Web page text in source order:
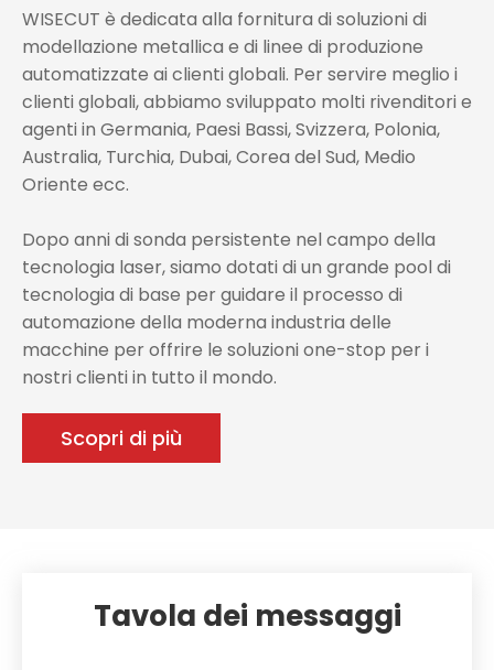
WISECUT è dedicata alla fornitura di soluzioni di
modellazione metallica e di linee di produzione
automatizzate ai clienti globali. Per servire meglio i
clienti globali, abbiamo sviluppato molti rivenditori e
agenti in Germania, Paesi Bassi, Svizzera, Polonia,
Australia, Turchia, Dubai, Corea del Sud, Medio
Oriente ecc.
Dopo anni di sonda persistente nel campo della
tecnologia laser, siamo dotati di un grande pool di
tecnologia di base per guidare il processo di
automazione della moderna industria delle
macchine per offrire le soluzioni one-stop per i
nostri clienti in tutto il mondo.
Scopri di più
Tavola dei messaggi